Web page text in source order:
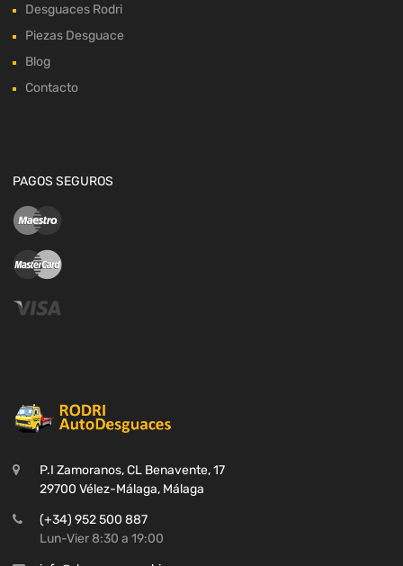
Desguaces Rodri
Piezas Desguace
Blog
Contacto
PAGOS SEGUROS
P.I Zamoranos, CL Benavente, 17
29700 Vélez-Málaga, Málaga
(+34) 952 500 887
Lun-Vier 8:30 a 19:00